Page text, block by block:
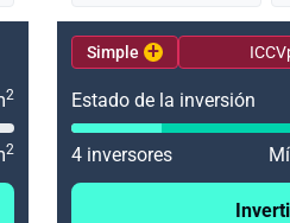
2
2
Simple +
Estado de la inversión
4 inversores